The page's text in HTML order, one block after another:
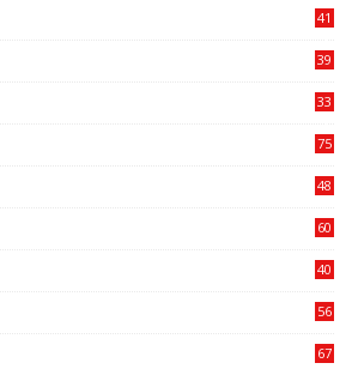
41
39
33
75
48
60
40
56
67